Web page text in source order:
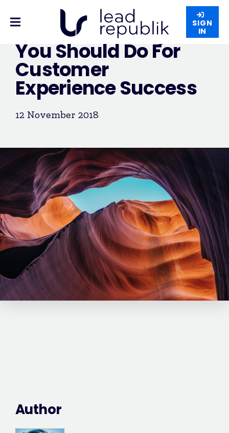
SIGN
IN
The Next 8 Things
You Should Do For
Customer
Experience Success
12 November 2018
Author